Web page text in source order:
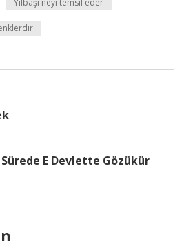
Yılbaşı neyi temsil eder
E Devlette Gözükür